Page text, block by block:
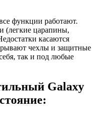
функции работают.
(легкие царапины,
касаются
чехлы и защитные
так и под любые
Galaxy